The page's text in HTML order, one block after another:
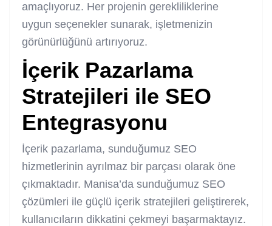
amaçlıyoruz. Her projenin gerekliliklerine
uygun seçenekler sunarak, işletmenizin
görünürlüğünü artırıyoruz.
İçerik Pazarlama
Stratejileri ile SEO
Entegrasyonu
İçerik pazarlama, sunduğumuz SEO
hizmetlerinin ayrılmaz bir parçası olarak öne
çıkmaktadır. Manisa’da sunduğumuz SEO
çözümleri ile güçlü içerik stratejileri geliştirerek,
kullanıcıların dikkatini çekmeyi başarmaktayız.